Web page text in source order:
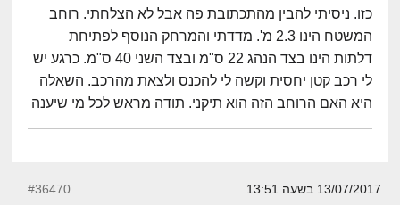
כזו. ניסיתי להבין מהתכתובת פה אבל לא הצלחתי. רוחב
המשטח הינו 2.3 מ'. מדדתי והמרחק הנוסף לפתיחת
דלתות הינו בצד הנהג 22 ס"מ ובצד השני 40 ס"מ. כרגע יש
לי רכב קטן יחסית וקשה לי להכנס ולצאת מהרכב. השאלה
היא האם הרוחב הזה הוא תיקני. תודה מראש לכל מי שיענה
13/07/2017 בשעה 13:51 #36470